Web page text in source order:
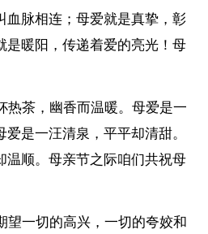
血脉相连；母爱就是真挚，彰
是暖阳，传递着爱的亮光！母
茶，幽香而温暖。母爱是一
是一汪清泉，平平却清甜。
温顺。母亲节之际咱们共祝母
一切的高兴，一切的夸姣和